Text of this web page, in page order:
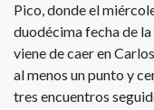
Pico, donde el
duodécima fecha de
viene de caer en
al menos un punto y
tres encuentros